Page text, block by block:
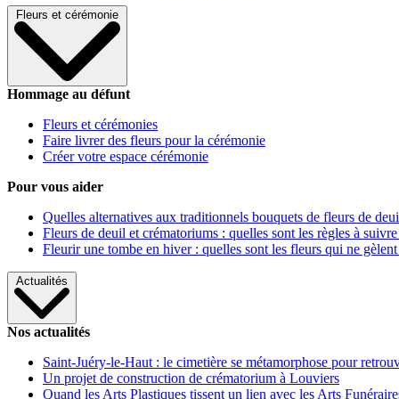
Fleurs et cérémonie
Hommage au défunt
Fleurs et cérémonies
Faire livrer des fleurs pour la cérémonie
Créer votre espace cérémonie
Pour vous aider
Quelles alternatives aux traditionnels bouquets de fleurs de
Fleurs de deuil et crématoriums : quelles sont les règles à
Fleurir une tombe en hiver : quelles sont les fleurs qui ne gèlent
Actualités
Nos actualités
Saint-Juéry-le-Haut : le cimetière se métamorphose pour
Un projet de construction de crématorium à Louviers
Quand les Arts Plastiques tissent un lien avec les Arts